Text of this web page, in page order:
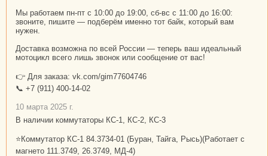
Мы работаем пн-пт с 10:00 до 19:00, сб-вс с 11:00 до 16:00:
звоните, пишите — подберём именно тот байк, который вам
нужен.
Доставка возможна по всей России — теперь ваш идеальный
мотоцикл всего лишь звонок или сообщение от вас!
👉 Для заказа: vk.com/gim77604746
📞 +7 (911) 400-14-02
10 марта 2025 г.
В наличии коммутаторы КС-1, КС-2, КС-3
⭐Коммутатор КС-1 84.3734-01 (Буран, Тайга, Рысь)(Работает с
магнето 111.3749, 26.3749, МД-4)